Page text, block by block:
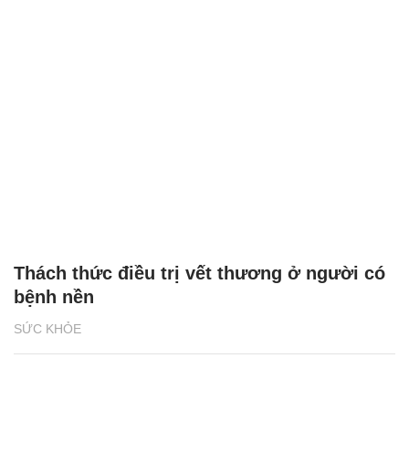
SỨC KHỎE
Thách thức điều trị vết thương ở người có
bệnh nền